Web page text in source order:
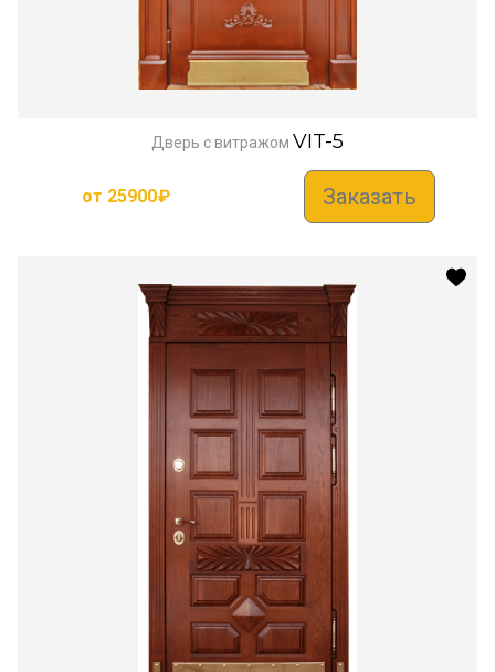
Дверь с витражом VIT-5
от 25900₽ Заказать